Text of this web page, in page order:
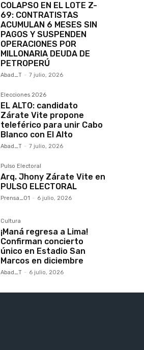
COLAPSO EN EL LOTE Z-
69: CONTRATISTAS
ACUMULAN 6 MESES SIN
PAGOS Y SUSPENDEN
OPERACIONES POR
MILLONARIA DEUDA DE
PETROPERÚ
Abad_T - 7 julio, 2026
Elecciones 2026
EL ALTO: candidato
Zárate Vite propone
teleférico para unir Cabo
Blanco con El Alto
Abad_T - 7 julio, 2026
Pulso Electoral
Arq. Jhony Zárate Vite en
PULSO ELECTORAL
Prensa_01 - 6 julio, 2026
Cultura
¡Maná regresa a Lima!
Confirman concierto
único en Estadio San
Marcos en diciembre
Abad_T - 6 julio, 2026